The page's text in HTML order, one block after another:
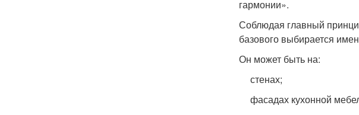
гармонии».
Соблюдая главный
базового выбирается
Он может быть на:
стенах;
фасадах кухонной